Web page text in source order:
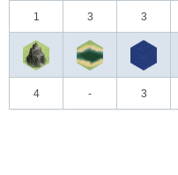
1 3 3
4 - 3